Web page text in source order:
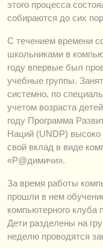
этого процесса
собираются до сих
С течением времени
школьниками в
году впервые был
учебные группы.
системно, по
учетом возраста
году Программа
Наций (UNDP) высоко
свой вклад в виде
«Р@димичи».
За время работы
прошли в нем
компьютерного клуба
Дети разделены на
неделю проводятся